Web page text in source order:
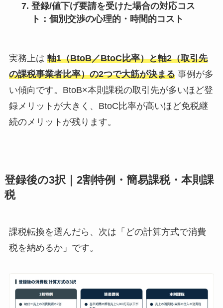
登録/値下げ要請を受けた場合の対応コス
ト ：個別交渉の心理的・時間的コスト
実務上は 軸1（BtoB／BtoC比率）と軸2（取引先
の課税事業者比率）の2つで大筋が決まる事例が多
い傾向です。BtoB×本則課税の取引先が多いほど登
録メリットが大きく、BtoC比率が高いほど免税継
続のメリットが残ります。
登録後の3択｜2割特例・簡易課税・本則課
税
課税転換を選んだら、次は「どの計算方式で消費
税を納めるか」です。